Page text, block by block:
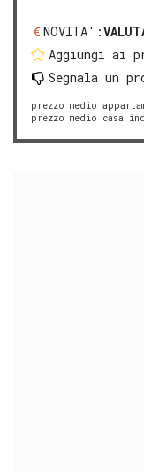
NOVITA':
Aggiungi ai
Segnala un
prezzo medio
prezzo medio casa